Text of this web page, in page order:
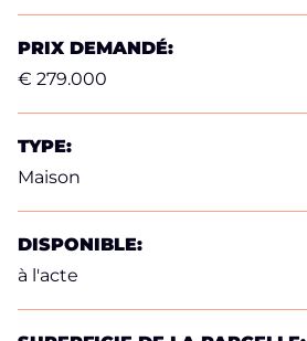
PRIX DEMANDÉ:
€ 279.000
TYPE:
Maison
DISPONIBLE:
à l'acte